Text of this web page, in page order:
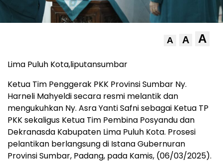
A A A
Lima Puluh Kota,liputansumbar
Ketua Tim Penggerak PKK Provinsi Sumbar Ny.
Harneli Mahyeldi secara resmi melantik dan
mengukuhkan Ny. Asra Yanti Safni sebagai Ketua TP
PKK sekaligus Ketua Tim Pembina Posyandu dan
Dekranasda Kabupaten Lima Puluh Kota. Prosesi
pelantikan berlangsung di Istana Gubernuran
Provinsi Sumbar, Padang, pada Kamis, (06/03/2025).